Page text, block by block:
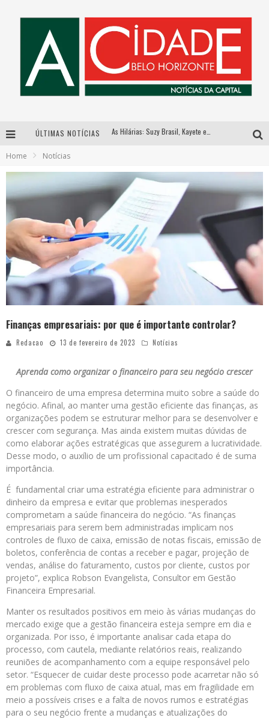
ÚLTIMAS NOTÍCIAS
Hot Wheels Monster Trucks Live™ confirma Belo Horizonte na turnê América do Sul 2027
Home Notícias
Finanças empresariais: por que é importante controlar?
Redacao 13 de fevereiro de 2023 Notícias
Aprenda como organizar o financeiro para seu negócio crescer
O financeiro de uma empresa determina muito sobre a saúde do
negócio. Afinal, ao manter uma gestão eficiente das finanças, as
organizações podem se estruturar melhor para se desenvolver e
crescer com segurança. Mas ainda existem muitas dúvidas de
como elaborar ações estratégicas que assegurem a lucratividade.
Desse modo, o auxílio de um profissional capacitado é de suma
importância.
É fundamental criar uma estratégia eficiente para administrar o
dinheiro da empresa e evitar que problemas inesperados
comprometam a saúde financeira do negócio. “As finanças
empresariais para serem bem administradas implicam nos
controles de fluxo de caixa, emissão de notas fiscais, emissão de
boletos, conferência de contas a receber e pagar, projeção de
vendas, análise do faturamento, custos por cliente, custos por
projeto”, explica Robson Evangelista, Consultor em Gestão
Financeira Empresarial.
Manter os resultados positivos em meio às várias mudanças do
mercado exige que a gestão financeira esteja sempre em dia e
organizada. Por isso, é importante analisar cada etapa do
processo, com cautela, mediante relatórios reais, realizando
reuniões de acompanhamento com a equipe responsável pelo
setor. “Esquecer de cuidar deste processo pode acarretar não só
em problemas com fluxo de caixa atual, mas em fragilidade em
meio a possíveis crises e a falta de novos rumos e estratégias
para o seu negócio frente a mudanças e atualizações do